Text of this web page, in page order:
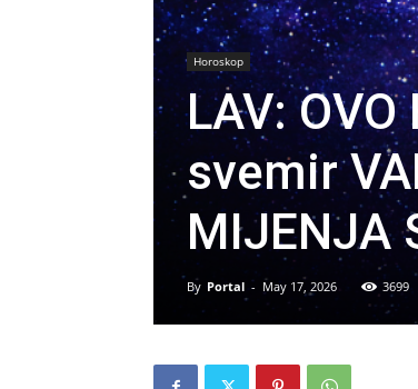
Horoskop
LAV: OVO
svemir
MIJENJA
By Portal - May 17, 2026 3699